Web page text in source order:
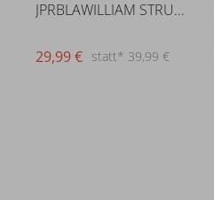
JPRBLAWILLIAM STRUCTURE KNIT P
statt* 39,99 €
29,99 €